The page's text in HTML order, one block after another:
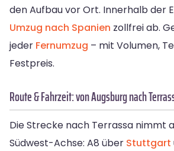
den Aufbau vor Ort. Innerhalb der
Umzug nach Spanien zollfrei ab.
jeder Fernumzug – mit Volumen,
Festpreis.
Route & Fahrzeit: von Augsburg nach
Die Strecke nach Terrassa nimmt
Südwest-Achse: A8 über Stuttgart